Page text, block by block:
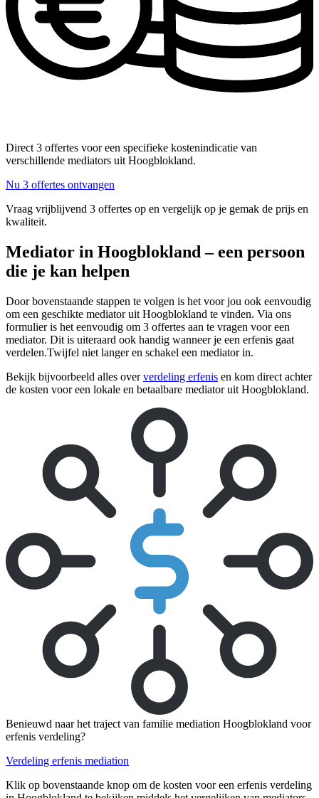
Direct 3 offertes voor een specifieke kostenindicatie van
verschillende mediators uit Hoogblokland.
Nu 3 offertes ontvangen
Vraag vrijblijvend 3 offertes op en vergelijk op je gemak de prijs en
kwaliteit.
Mediator in Hoogblokland – een persoon
die je kan helpen
Door bovenstaande stappen te volgen is het voor jou ook eenvoudig
om een geschikte mediator uit Hoogblokland te vinden. Via ons
formulier is het eenvoudig om 3 offertes aan te vragen voor een
mediator. Dit is uiteraard ook handig wanneer je een erfenis gaat
verdelen.Twijfel niet langer en schakel een mediator in.
Bekijk bijvoorbeeld alles oververdeling erfenis en kom direct achter
de kosten voor een lokale en betaalbare mediator uit Hoogblokland.
Benieuwd naar het traject van familie mediation Hoogblokland voor
erfenis verdeling?
Verdeling erfenis mediation
Klik op bovenstaande knop om de kosten voor een erfenis verdeling